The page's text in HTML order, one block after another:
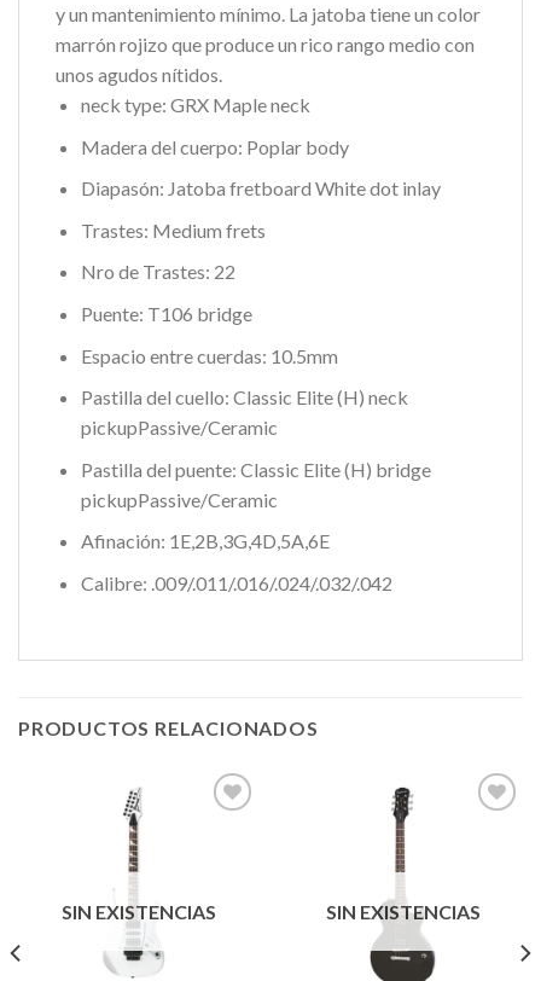
y un mantenimiento mínimo. La jatoba tiene un color
marrón rojizo que produce un rico rango medio con
unos agudos nítidos.
neck type: GRX Maple neck
Madera del cuerpo: Poplar body
Diapasón: Jatoba fretboard White dot inlay
Trastes: Medium frets
Nro de Trastes: 22
Puente: T106 bridge
Espacio entre cuerdas: 10.5mm
Pastilla del cuello: Classic Elite (H) neck
pickupPassive/Ceramic
Pastilla del puente: Classic Elite (H) bridge
pickupPassive/Ceramic
Afinación: 1E,2B,3G,4D,5A,6E
Calibre: .009/.011/.016/.024/.032/.042
PRODUCTOS RELACIONADOS
lista de
deseos
SIN EXISTENCIAS
lista de
deseos
SIN EXISTENCIAS